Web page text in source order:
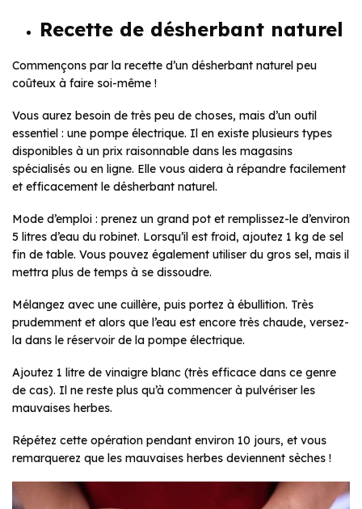
Recette de désherbant naturel
Commençons par la recette d’un désherbant naturel peu
coûteux à faire soi-même !
Vous aurez besoin de très peu de choses, mais d’un outil
essentiel : une pompe électrique. Il en existe plusieurs types
disponibles à un prix raisonnable dans les magasins
spécialisés ou en ligne. Elle vous aidera à répandre facilement
et efficacement le désherbant naturel.
Mode d’emploi : prenez un grand pot et remplissez-le d’environ
5 litres d’eau du robinet. Lorsqu’il est froid, ajoutez 1 kg de sel
fin de table. Vous pouvez également utiliser du gros sel, mais il
mettra plus de temps à se dissoudre.
Mélangez avec une cuillère, puis portez à ébullition. Très
prudemment et alors que l’eau est encore très chaude, versez-
la dans le réservoir de la pompe électrique.
Ajoutez 1 litre de vinaigre blanc (très efficace dans ce genre
de cas). Il ne reste plus qu’à commencer à pulvériser les
mauvaises herbes.
Répétez cette opération pendant environ 10 jours, et vous
remarquerez que les mauvaises herbes deviennent sèches !